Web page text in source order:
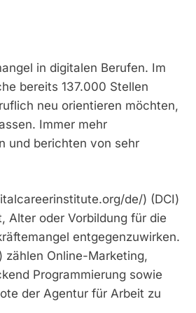
in digitalen Berufen. Im
bereits 137.000 Stellen
neu orientieren möchten,
Immer mehr
und berichten von sehr
de/) (DCI)
Alter oder Vorbildung für die
entgegenzuwirken.
Online-Marketing,
Programmierung sowie
der Agentur für Arbeit zu